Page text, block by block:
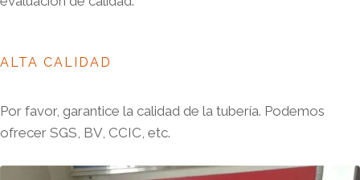
ALTA CALIDAD
Por favor, garantice la calidad de la tubería. Podemos
ofrecer SGS, BV, CCIC, etc.